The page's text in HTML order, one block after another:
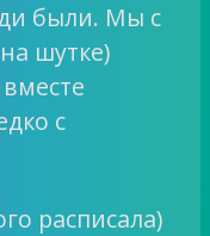
были. Мы с
шутке)
с
расписала)